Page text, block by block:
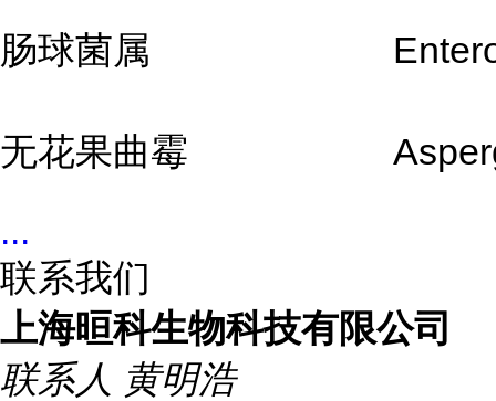
肠球菌属
无花果曲霉
...
联系我们
上海晅科生物科技有限公司
联系人 黄明浩